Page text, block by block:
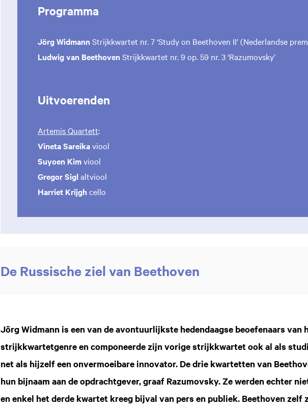
Programma
Jörg WidmannStrijkkwartet nr. 7 ‘Study on Beethoven II’ (Nederlandse
Ludwig van BeethovenStrijkkwartet nr. 9 op. 59 nr. 3 ‘Razumovsky’
Uitvoerenden
Artemis Quartett:
Vineta Sareikaviool
Suyoen Kimviool
Gregor Siglaltviool
Harriet Krijghcello
De Russische ziel van Beethoven
Jörg Widmann is een van de avontuurlijkste hedendaagse beoefenaars van
strijkkwartetgenre en componeerde zijn vorige strijkkwartet ook al als
net als hijzelf een onvermoeibare innovator. De drie kwartetten van
hun bijnaam aan de opdrachtgever, graaf Razumovsky. Ze werden echter
en enkel het derde kwartet kreeg bijval van pers en publiek. Beethoven zelf